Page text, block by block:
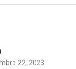
22, 2023